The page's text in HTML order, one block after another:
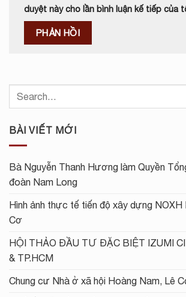
duyệt này cho lần bình luận kế tiếp của
BÀI VIẾT MỚI
Bà Nguyễn Thanh Hương làm Quyền
đoàn Nam Long
Hình ảnh thực tế tiến độ xây dựng NOXH
Cơ
HỘI THẢO ĐẦU TƯ ĐẶC BIỆT IZUMI
& TP.HCM
Chung cư Nhà ở xã hội Hoàng Nam, Lê